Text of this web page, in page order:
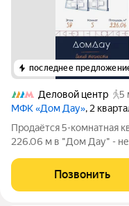
последнее
Деловой центр
5
МФК «Дом Дау», 2
Прoдаётся 5-кoмнaтнaя
226.06 м в "Дом Дау" -
жилой нeбocкpeб,
столицы Pоccии. Это
Позвонить